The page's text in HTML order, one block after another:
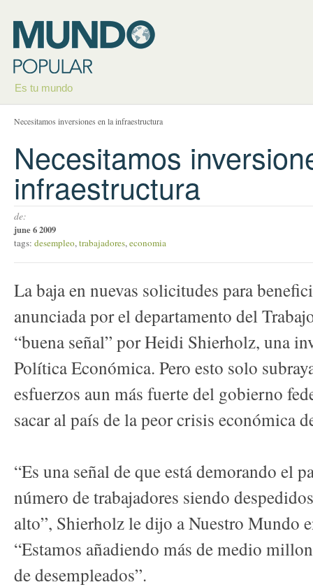
Es tu mundo
Necesitamos inversiones en la infraestructura
Necesitamos
infraestructura
de:
june 6 2009
tags: desempleo,trabajadores,economia
La baja en nuevas solicitudes para
anunciada por el departamento del
“buena señal” por Heidi Shierholz, una
Política Económica. Pero esto solo
esfuerzos aun más fuerte del gobierno
sacar al país de la peor crisis económica
“Es una señal de que está demorando el
número de trabajadores siendo
alto”, Shierholz le dijo a Nuestro Mundo
“Estamos añadiendo más de medio
de desempleados”.